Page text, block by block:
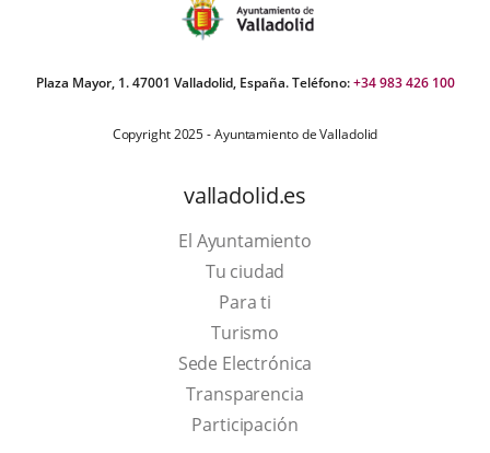
Plaza Mayor, 1. 47001 Valladolid, España. Teléfono:+34 983 426 100
Copyright 2025 - Ayuntamiento de Valladolid
valladolid.es
El Ayuntamiento
Tu ciudad
Para ti
TurismoThis
link
will
open
Sede Electrónica
Transparencia
Participación